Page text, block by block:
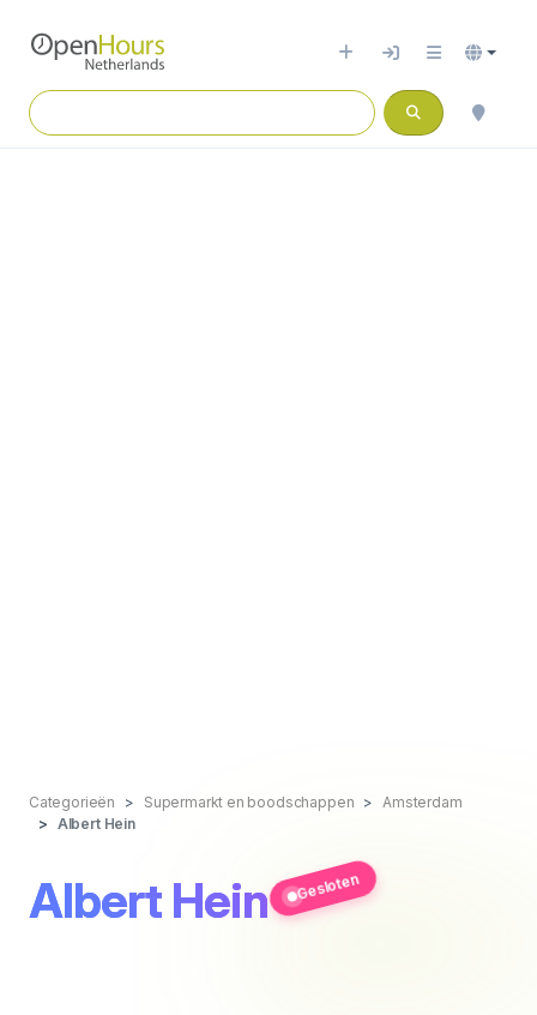
Categorieën Supermarkt en boodschappen
Amsterdam
Albert Hein
Albert Hein Gesloten